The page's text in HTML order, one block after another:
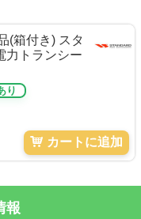
(箱付き) スタ
力トランシー
り
カートに追加
報